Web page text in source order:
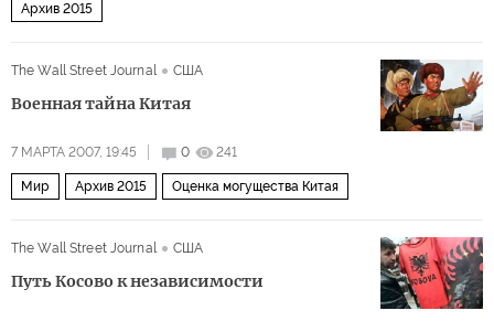
Архив 2015
The Wall Street Journal США
Военная тайна Китая
7 МАРТА 2007, 19:45 0 241
Мир Архив 2015 Оценка могущества Китая
The Wall Street Journal США
Путь Косово к независимости